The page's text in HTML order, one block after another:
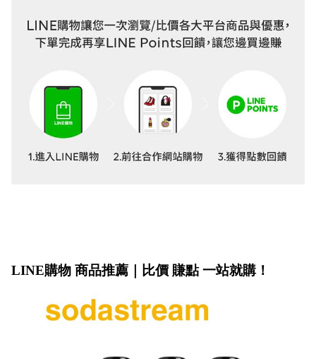
LINE購物 商品推薦｜比價 賺點 一站就購！